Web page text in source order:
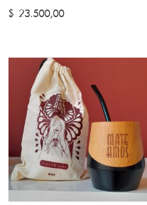
$ 23.500,00